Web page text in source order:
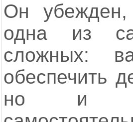
Он
одна из
сложных:
обеспечить
но и